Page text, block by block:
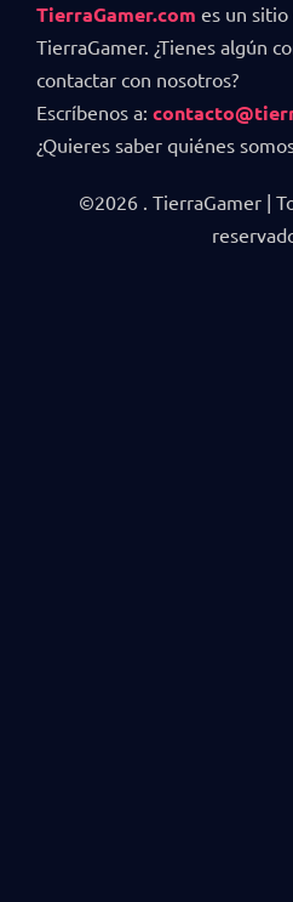
TierraGamer.com es un
TierraGamer. ¿Tienes algún
contactar con nosotros?
Escríbenos a:
¿Quieres saber quiénes
©2026 . TierraGamer |